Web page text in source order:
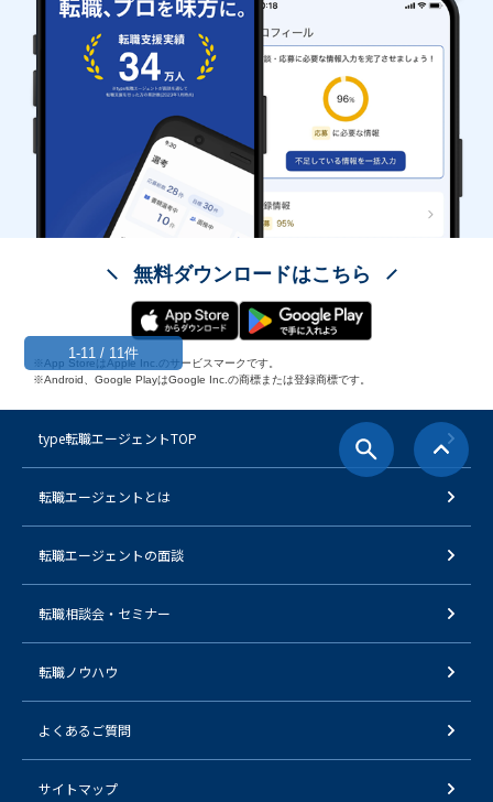
1-11 / 11件
無料ダウンロードはこちら
※App StoreはApple Inc.のサービスマークです。
※Android、Google PlayはGoogle Inc.の商標または登録商標です。
type転職エージェントTOP
転職エージェントとは
転職エージェントの面談
転職相談会・セミナー
転職ノウハウ
よくあるご質問
サイトマップ